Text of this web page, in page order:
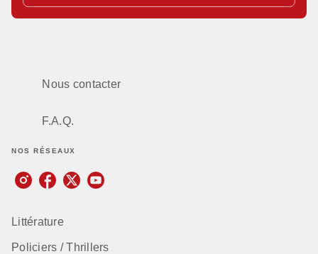
Nous contacter
F.A.Q.
NOS RÉSEAUX
Littérature
Policiers / Thrillers